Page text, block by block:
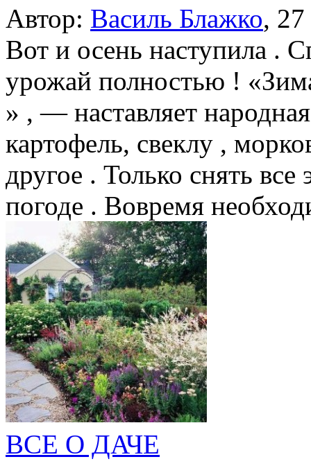
Автор: Василь Блажко,
Вот и осень наступила .
урожай полностью !
» , — наставляет
картофель, свеклу ,
другое . Только снять
погоде . Вовремя
ВСЕ О ДАЧЕ